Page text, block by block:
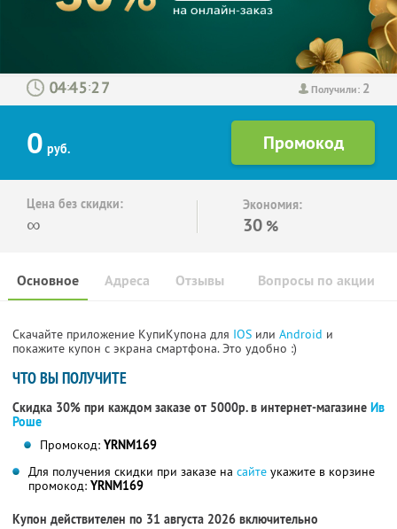
Получили: 2
: :
0 руб.
Цена без скидки:
∞
Экономия:
30 %
Основное Отзывы Вопросы по акции
Адреса
Скачайте приложение КупиКупона для IOS или Android и
покажите купон с экрана смартфона. Это удобно :)
ЧТО ВЫ ПОЛУЧИТЕ
Скидка 30% при каждом заказе от 5000р. в интернет-магазине Ив
Роше
Промокод: YRNM169
Для получения скидки при заказе на сайте укажите в корзине
промокод: YRNM169
Купон действителен по 31 августа 2026 включительно